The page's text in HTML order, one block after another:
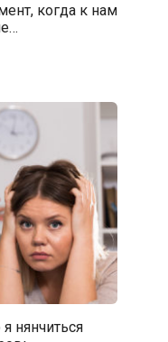
когда к нам
нянчиться